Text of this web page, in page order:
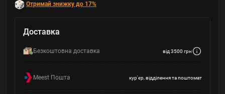
Отримай знижку до 17%
Доставка
Безкоштовна доставка від 3500 грн
Meest Пошта кур'єр, відділення та поштомат